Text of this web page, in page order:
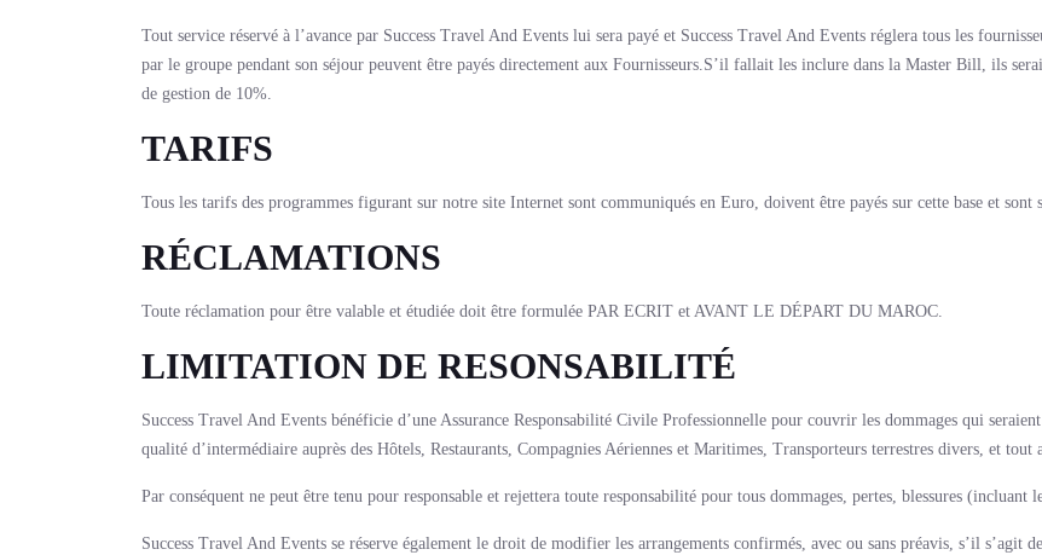
Tout service réservé à l’avance par Success Travel And Events lui sera payé et Success Travel And Events réglera tous les
par le groupe pendant son séjour peuvent être payés directement aux Fournisseurs.S’il fallait les inclure dans la Master Bill, ils
de gestion de 10%.
TARIFS
Tous les tarifs des programmes figurant sur notre site Internet sont communiqués en Euro, doivent être payés sur cette base et sont
RÉCLAMATIONS
Toute réclamation pour être valable et étudiée doit être formulée PAR ECRIT et AVANT LE DÉPART DU MAROC.
LIMITATION DE RESONSABILITÉ
Success Travel And Events bénéficie d’une Assurance Responsabilité Civile Professionnelle pour couvrir les dommages qui
qualité d’intermédiaire auprès des Hôtels, Restaurants, Compagnies Aériennes et Maritimes, Transporteurs terrestres divers, et tout
Par conséquent ne peut être tenu pour responsable et rejettera toute responsabilité pour tous dommages, pertes, blessures
Success Travel And Events se réserve également le droit de modifier les arrangements confirmés, avec ou sans préavis, s’il s’agit